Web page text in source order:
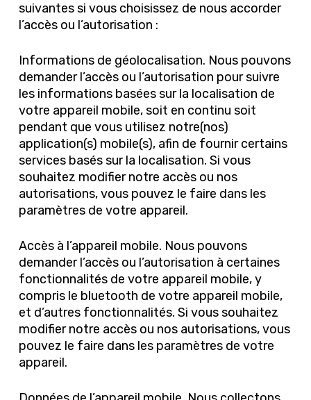
suivantes si vous choisissez de nous accorder
l’accès ou l’autorisation :
Informations de géolocalisation. Nous pouvons
demander l’accès ou l’autorisation pour suivre
les informations basées sur la localisation de
votre appareil mobile, soit en continu soit
pendant que vous utilisez notre(nos)
application(s) mobile(s), afin de fournir certains
services basés sur la localisation. Si vous
souhaitez modifier notre accès ou nos
autorisations, vous pouvez le faire dans les
paramètres de votre appareil.
Accès à l’appareil mobile. Nous pouvons
demander l’accès ou l’autorisation à certaines
fonctionnalités de votre appareil mobile, y
compris le bluetooth de votre appareil mobile,
et d’autres fonctionnalités. Si vous souhaitez
modifier notre accès ou nos autorisations, vous
pouvez le faire dans les paramètres de votre
appareil.